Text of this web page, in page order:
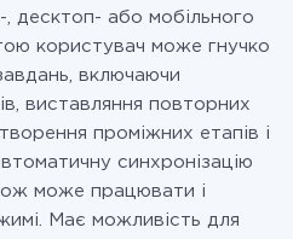
, десктоп- або мобільного
користувач може гнучко
включаючи
виставляння повторних
проміжних етапів і
синхронізацію
може працювати і
Має можливість для